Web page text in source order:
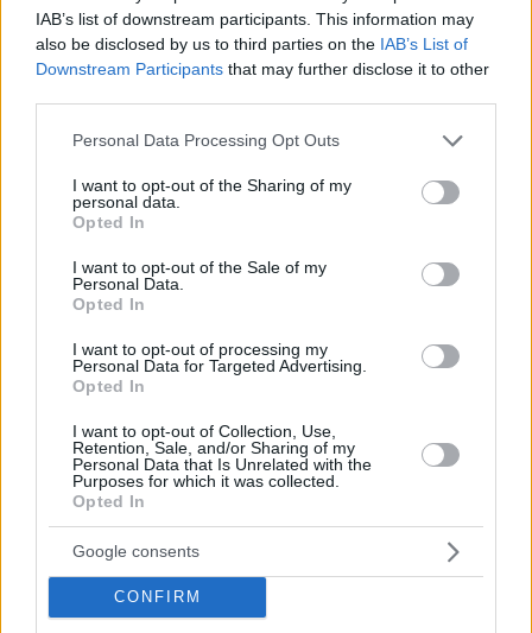
IAB’s list of downstream participants. This information may
also be disclosed by us to third parties on the IAB’s List of
Downstream Participants that may further disclose it to other
Please note that this website/app uses one or more Google
not limited to your visit or usage behaviour. You may click to
grant or deny consent to Google and its third-party tags to
use your data for below specified purposes in below Google
consent section.
Personal Data Processing Opt Outs
I want to opt-out of the Sharing of my
personal data.
Opted In
I want to opt-out of the Sale of my
Personal Data.
Opted In
I want to opt-out of processing my
Personal Data for Targeted Advertising.
Opted In
I want to opt-out of Collection, Use,
Retention, Sale, and/or Sharing of my
Personal Data that Is Unrelated with the
Purposes for which it was collected.
Opted In
Google consents
CONFIRM